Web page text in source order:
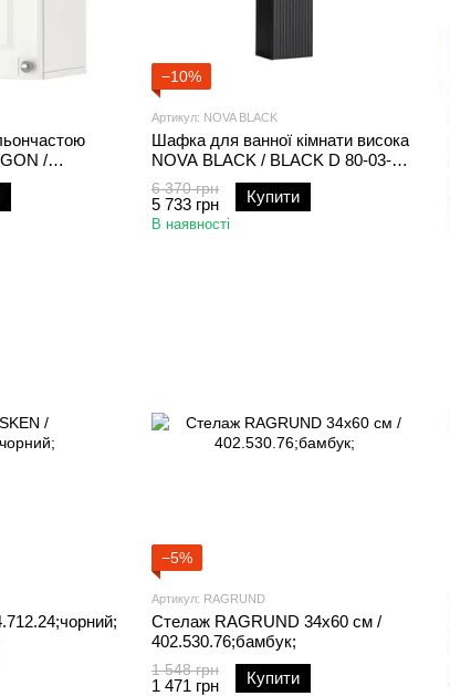
/
−10%
Артикул: NOVA BLACK
Шафка для ванної кімнати висока
NOVA BLACK / BLACK D 80-03-
2D;чорний;
6 370 грн
5 733 грн Купити
В наявності
−5%
Артикул: RAGRUND
Стелаж RAGRUND 34x60 см /
402.530.76;бамбук;
1 548 грн
1 471 грн Купити